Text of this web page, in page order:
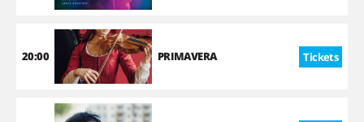
20:00 PRIMAVERA Tickets